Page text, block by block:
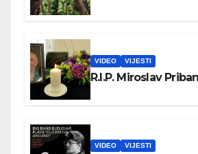
VIDEO VIJESTI
R.I.P. Miroslav
VIDEO VIJESTI